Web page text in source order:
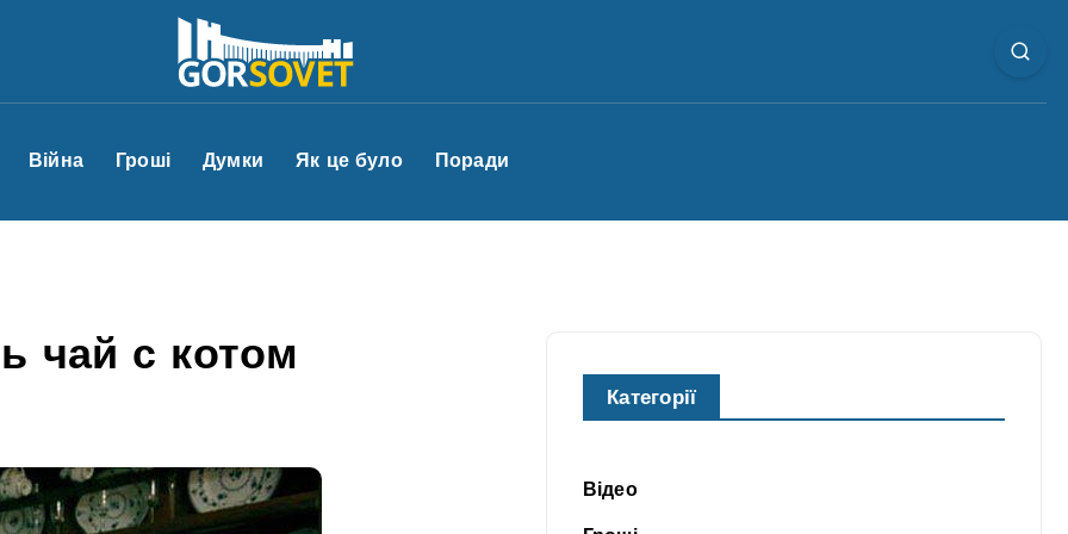
Війна Гроші Думки Як це було Поради
чай с котом
Категорії
Відео